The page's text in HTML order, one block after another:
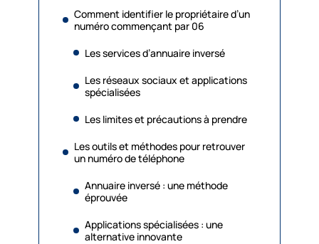
Comment identifier le propriétaire d’un
numéro commençant par 06
Les services d’annuaire inversé
Les réseaux sociaux et applications
spécialisées
Les limites et précautions à prendre
Les outils et méthodes pour retrouver
un numéro de téléphone
Annuaire inversé : une méthode
éprouvée
Applications spécialisées : une
alternative innovante